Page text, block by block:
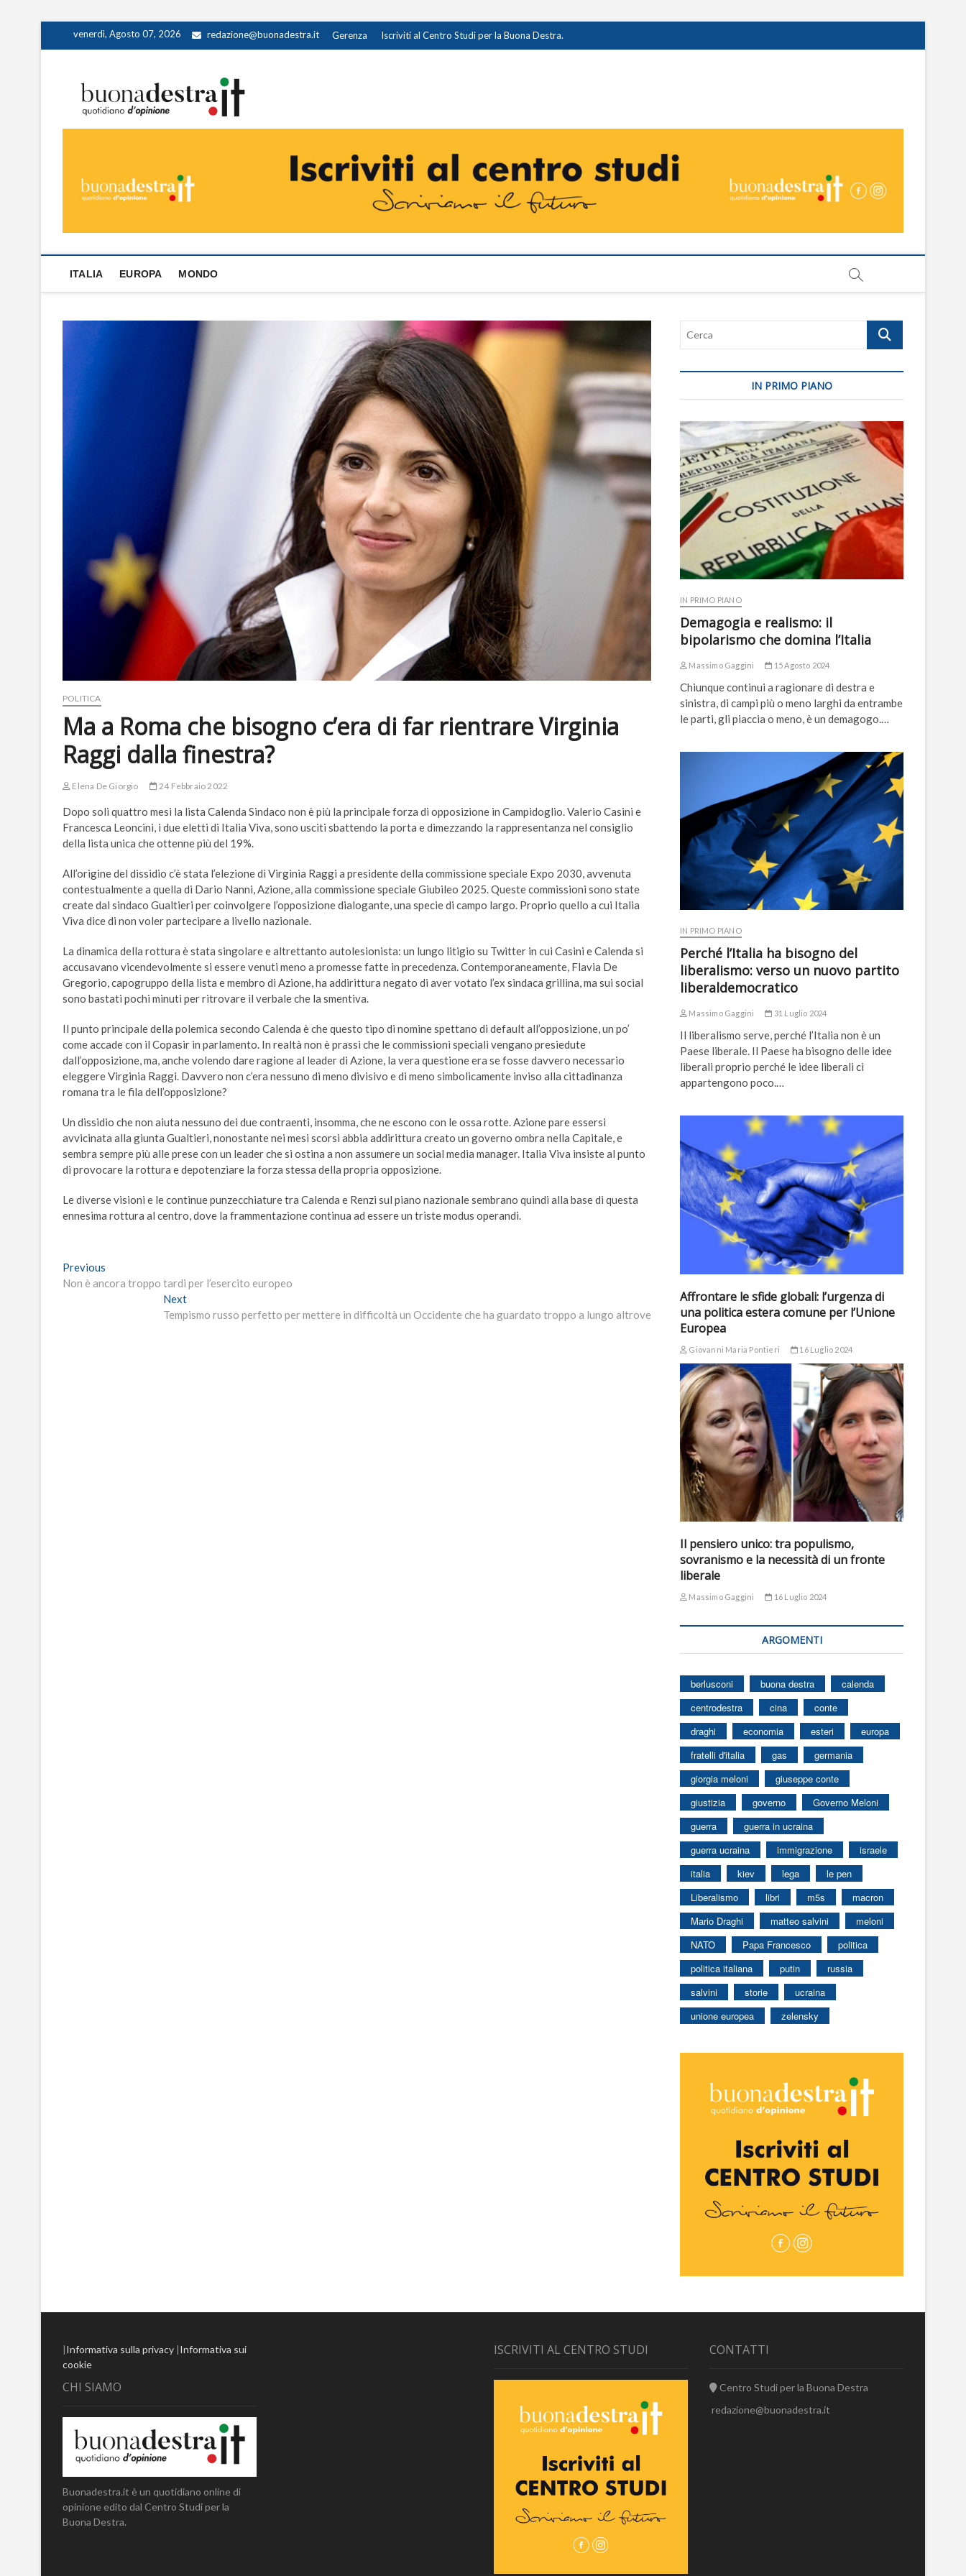
venerdì, Agosto 07, 2026 redazione@buonadestra.it Gerenza Iscriviti al Centro Studi per la Buona Destra.
ITALIA EUROPA MONDO
POLITICA
Ma a Roma che bisogno c’era di far rientrare Virginia
Raggi dalla finestra?
Elena De Giorgio 24 Febbraio 2022
Dopo soli quattro mesi la lista Calenda Sindaco non è più la principale forza di opposizione in Campidoglio. Valerio Casini e
Francesca Leoncini, i due eletti di Italia Viva, sono usciti sbattendo la porta e dimezzando la rappresentanza nel consiglio
della lista unica che ottenne più del 19%.
All’origine del dissidio c’è stata l’elezione di Virginia Raggi a presidente della commissione speciale Expo 2030, avvenuta
contestualmente a quella di Dario Nanni, Azione, alla commissione speciale Giubileo 2025. Queste commissioni sono state
create dal sindaco Gualtieri per coinvolgere l’opposizione dialogante, una specie di campo largo. Proprio quello a cui Italia
Viva dice di non voler partecipare a livello nazionale.
La dinamica della rottura è stata singolare e altrettanto autolesionista: un lungo litigio su Twitter in cui Casini e Calenda si
accusavano vicendevolmente si essere venuti meno a promesse fatte in precedenza. Contemporaneamente, Flavia De
Gregorio, capogruppo della lista e membro di Azione, ha addirittura negato di aver votato l’ex sindaca grillina, ma sui social
sono bastati pochi minuti per ritrovare il verbale che la smentiva.
Il punto principale della polemica secondo Calenda è che questo tipo di nomine spettano di default all’opposizione, un po’
come accade con il Copasir in parlamento. In realtà non è prassi che le commissioni speciali vengano presiedute
dall’opposizione, ma, anche volendo dare ragione al leader di Azione, la vera questione era se fosse davvero necessario
eleggere Virginia Raggi. Davvero non c’era nessuno di meno divisivo e di meno simbolicamente inviso alla cittadinanza
romana tra le fila dell’opposizione?
Un dissidio che non aiuta nessuno dei due contraenti, insomma, che ne escono con le ossa rotte. Azione pare essersi
avvicinata alla giunta Gualtieri, nonostante nei mesi scorsi abbia addirittura creato un governo ombra nella Capitale, e
sembra sempre più alle prese con un leader che si ostina a non assumere un social media manager. Italia Viva insiste al punto
di provocare la rottura e depotenziare la forza stessa della propria opposizione.
Le diverse visioni e le continue punzecchiature tra Calenda e Renzi sul piano nazionale sembrano quindi alla base di questa
ennesima rottura al centro, dove la frammentazione continua ad essere un triste modus operandi.
Navigazione
articoli
Previous
post:
Non è ancora troppo tardi per l’esercito europeo
NextNext
post:
Tempismo russo perfetto per mettere in difficoltà un Occidente che ha guardato troppo a lungo altrove
Cerca
IN PRIMO PIANO
IN PRIMO PIANO
Demagogia e realismo: il
bipolarismo che domina l’Italia
Massimo Gaggini 15 Agosto 2024
Chiunque continui a ragionare di destra e
sinistra, di campi più o meno larghi da entrambe
le parti, gli piaccia o meno, è un demagogo.…
IN PRIMO PIANO
Perché l’Italia ha bisogno del
liberalismo: verso un nuovo partito
liberaldemocratico
Massimo Gaggini 31 Luglio 2024
Il liberalismo serve, perché l’Italia non è un
Paese liberale. Il Paese ha bisogno delle idee
liberali proprio perché le idee liberali ci
appartengono poco.…
Affrontare le sfide globali: l’urgenza di
una politica estera comune per l’Unione
Europea
Giovanni Maria Pontieri 16 Luglio 2024
Il pensiero unico: tra populismo,
sovranismo e la necessità di un fronte
liberale
Massimo Gaggini 16 Luglio 2024
ARGOMENTI
berlusconi buona destra
calenda
centrodestra
cina
conte
draghi
economia esteri
europa
fratelli d'italia
gas
germania
giorgia meloni
giuseppe conte
giustizia
governo
Governo Meloni
guerra
guerra in ucraina
guerra ucraina
immigrazione
israele
italia
kiev lega
le pen
Liberalismo
libri m5s
macron
Mario Draghi
matteo salvini
meloni
NATO
Papa Francesco
politica
politica italiana
putin
russia
salvini
storie
ucraina
unione europea
zelensky
|Informativa sulla privacy |Informativa sui
cookie
CHI SIAMO
Buonadestra.it è un quotidiano online di
opinione edito dal Centro Studi per la
Buona Destra.
ISCRIVITI AL CENTRO STUDI CONTATTI
Centro Studi per la Buona Destra
redazione@buonadestra.it